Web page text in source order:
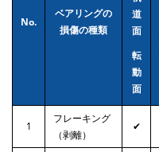
No.
ベアリングの
損傷の種類
道
面
転
動
面
1
フレーキング
（剥離）
✔